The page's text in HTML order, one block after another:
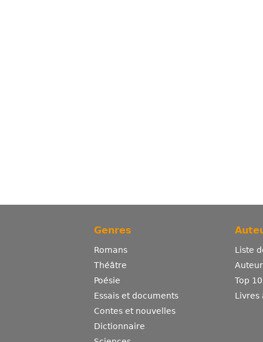
Genres
Romans
Théâtre
Poésie
Essais et documents
Contes et nouvelles
Dictionnaire
Liste
Top
Livres